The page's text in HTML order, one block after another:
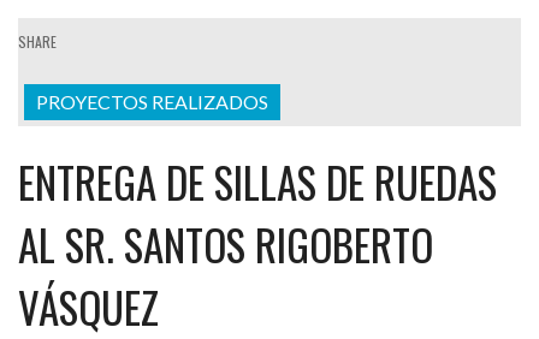
SHARE
PROYECTOS REALIZADOS
ENTREGA DE SILLAS DE RUEDAS
AL SR. SANTOS RIGOBERTO
VÁSQUEZ